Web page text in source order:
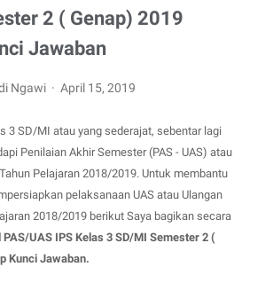
2 ( Genap) 2019
Jawaban
Ngawi April 15, 2019
3 SD/MI atau yang sederajat, sebentar lagi
Penilaian Akhir Semester (PAS - UAS) atau
Pelajaran 2018/2019. Untuk membantu
pelaksanaan UAS atau Ulangan
2018/2019 berikut Saya bagikan secara
PAS/UAS IPS Kelas 3 SD/MI Semester 2 (
Kunci Jawaban.